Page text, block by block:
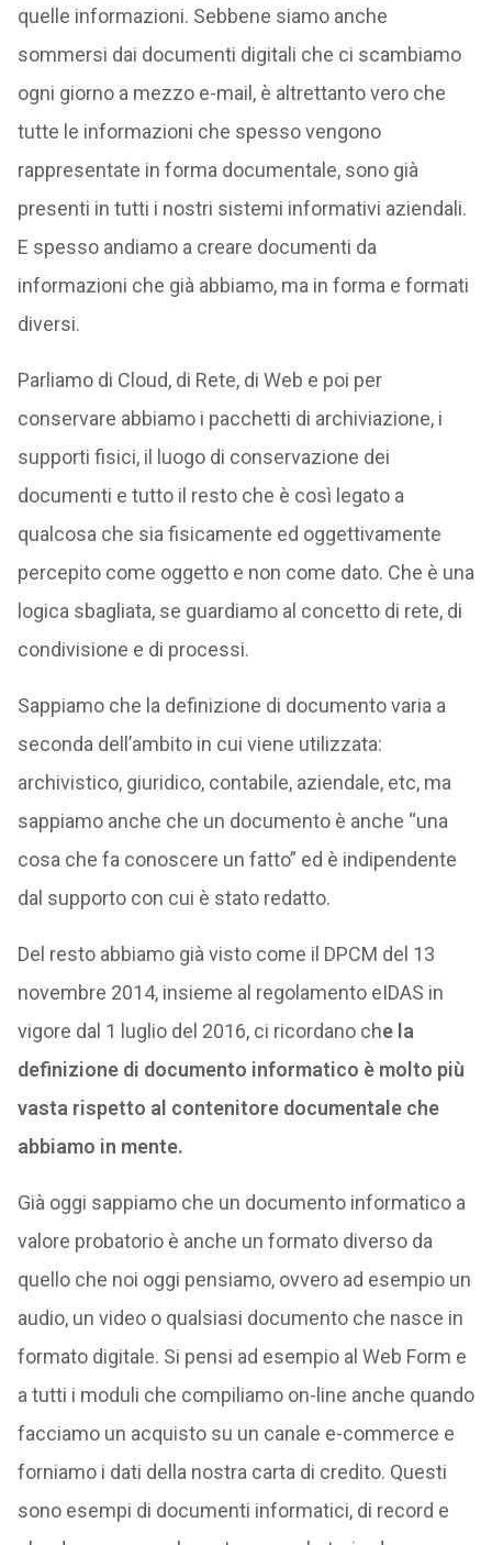
quelle informazioni. Sebbene siamo anche
sommersi dai documenti digitali che ci scambiamo
ogni giorno a mezzo e-mail, è altrettanto vero che
tutte le informazioni che spesso vengono
rappresentate in forma documentale, sono già
presenti in tutti i nostri sistemi informativi aziendali.
E spesso andiamo a creare documenti da
informazioni che già abbiamo, ma in forma e formati
diversi.
Parliamo di Cloud, di Rete, di Web e poi per
conservare abbiamo i pacchetti di archiviazione, i
supporti fisici, il luogo di conservazione dei
documenti e tutto il resto che è così legato a
qualcosa che sia fisicamente ed oggettivamente
percepito come oggetto e non come dato. Che è una
logica sbagliata, se guardiamo al concetto di rete, di
condivisione e di processi.
Sappiamo che la definizione di documento varia a
seconda dell’ambito in cui viene utilizzata:
archivistico, giuridico, contabile, aziendale, etc, ma
sappiamo anche che un documento è anche “una
cosa che fa conoscere un fatto” ed è indipendente
dal supporto con cui è stato redatto.
Del resto abbiamo già visto come il DPCM del 13
novembre 2014, insieme al regolamento eIDAS in
vigore dal 1 luglio del 2016, ci ricordano che la
definizione di documento informatico è molto più
vasta rispetto al contenitore documentale che
abbiamo in mente.
Già oggi sappiamo che un documento informatico a
valore probatorio è anche un formato diverso da
quello che noi oggi pensiamo, ovvero ad esempio un
audio, un video o qualsiasi documento che nasce in
formato digitale. Si pensi ad esempio al Web Form e
a tutti i moduli che compiliamo on-line anche quando
facciamo un acquisto su un canale e-commerce e
forniamo i dati della nostra carta di credito. Questi
sono esempi di documenti informatici, di record e